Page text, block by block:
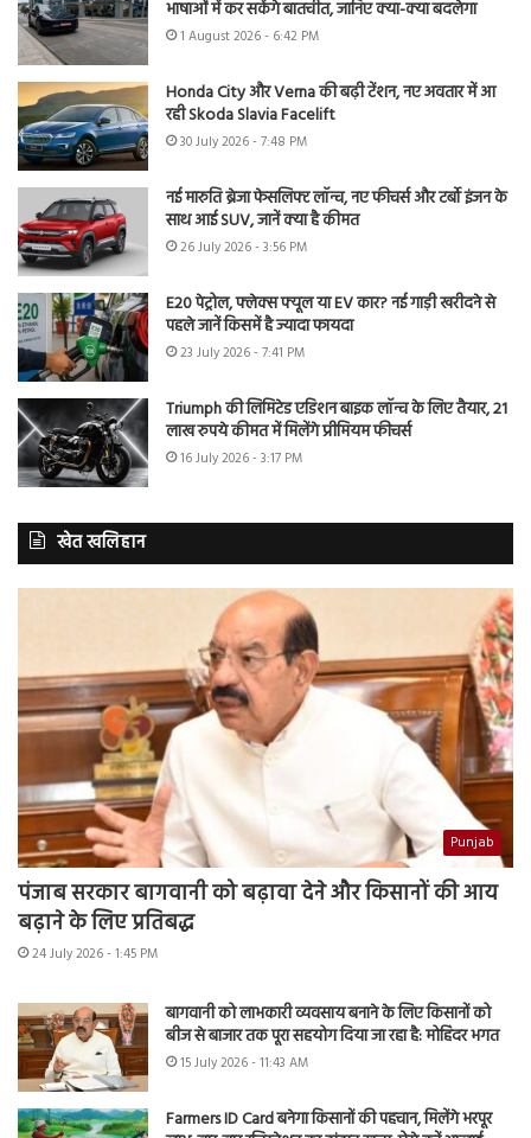
भाषाओं में कर सकेंगे बातचीत, जानिए क्या-क्या बदलेगा
1 August 2026 - 6:42 PM
Honda City और Verna की बढ़ी टेंशन, नए अवतार में आ
रही Skoda Slavia Facelift
30 July 2026 - 7:48 PM
नई मारुति ब्रेजा फेसलिफ्ट लॉन्च, नए फीचर्स और टर्बो इंजन के
साथ आई SUV, जानें क्या है कीमत
26 July 2026 - 3:56 PM
E20 पेट्रोल, फ्लेक्स फ्यूल या EV कार? नई गाड़ी खरीदने से
पहले जानें किसमें है ज्यादा फायदा
23 July 2026 - 7:41 PM
Triumph की लिमिटेड एडिशन बाइक लॉन्च के लिए तैयार, 21
लाख रुपये कीमत में मिलेंगे प्रीमियम फीचर्स
16 July 2026 - 3:17 PM
खेत खलिहान
Punjab
पंजाब सरकार बागवानी को बढ़ावा देने और किसानों की आय
बढ़ाने के लिए प्रतिबद्ध
24 July 2026 - 1:45 PM
बागवानी को लाभकारी व्यवसाय बनाने के लिए किसानों को
बीज से बाजार तक पूरा सहयोग दिया जा रहा है: मोहिंदर भगत
15 July 2026 - 11:43 AM
Farmers ID Card बनेगा किसानों की पहचान, मिलेंगे भरपूर